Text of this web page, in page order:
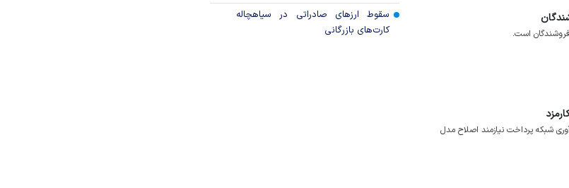
است.
شبکه پرداخت نیازمند اصلاح مدل
سقوط ارزهای صادراتی در سیاهچاله
کارت‌های بازرگانی